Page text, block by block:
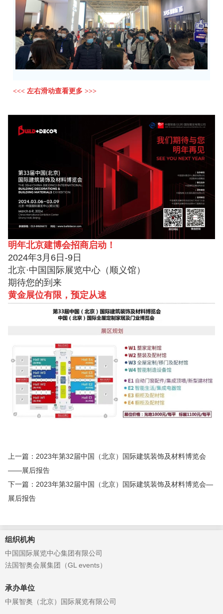
<<< 左右滑动查看更多 >>>
明年北京建博会招商启动！
2024年3月6日-9日
北京·中国国际展览中心（顺义馆）
期待您的到来
黄金展位有限，预定从速
上一篇：2023年第32届中国（北京）国际建筑装饰及材料博览会
——展后报告
下一篇：2023年第32届中国（北京）国际建筑装饰及材料博览会—
展后报告
组织机构
中国国际展览中心集团有限公司
法国智奥会展集团（GL events）
承办单位
中展智奥（北京）国际展览有限公司